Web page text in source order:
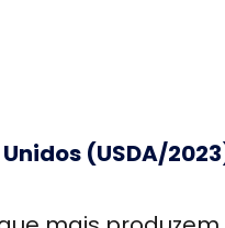
(USDA/